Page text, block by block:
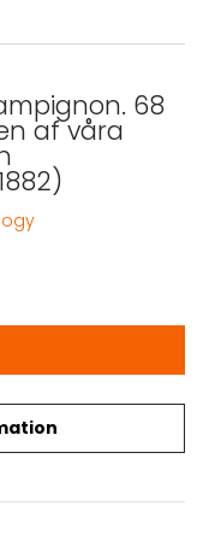
68
af våra
68 anvisningar